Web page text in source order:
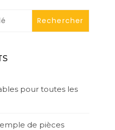
pour toutes les
de pièces